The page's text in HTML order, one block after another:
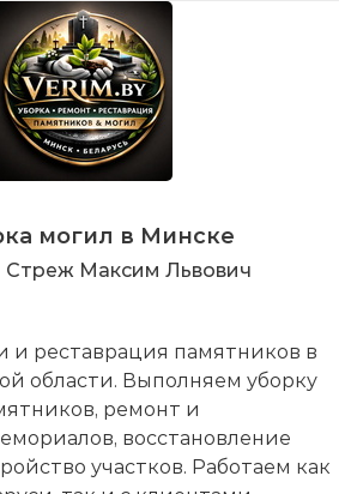
могил в Минске
Максим Львович
и реставрация памятников в
области. Выполняем уборку
ремонт и
восстановление
участков. Работаем как